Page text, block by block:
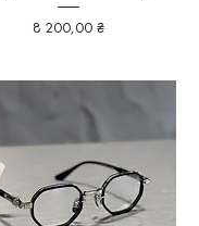
Ціна
8 200,00 ₴